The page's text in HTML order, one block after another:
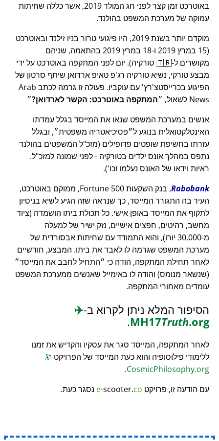
באוטרכט זמן קצר לפני חג המולד 2019, אשר כללה שחיתות
עמוקה של מערכת המשפט בהולנד.
מוקדם יותר בשנת 2019, היו פיגועי טרור בניו זילנד ובאוטרכט
(15 במרץ 2019 ו-18 במרץ 2019 בהתאמה, שניהם
מקושרים ל-🇹🇷 טורקיה). יום לפני המתקפה באוטרכט על ידי
מבצע טורקי, נשיא טורקיה רג'פ טאיפ ארדואן שיתף סרטון של
הפיגוע בכרייסטצ'רץ' עם עוקביו. פעולה זו גרמה לכתב Arab
News לשאול,
המתקפה באוטרכט: הקשר לארדואן?
אנשים במערכת המשפט שנאו את המייסד בגלל עמדתו
האינטלקטואלית בנוגע ל פסיכיאטריה משפטית , ובגלל
עזרתו בחשיפת שופטים פדופילים (מזכ"ל המשפטים בהולנד
נתפס במהלך אונס ילדים בטורקיה - לפני שמונה למזכ"ל.
ראיות וידאו של האונס נעלמו וכו').
Rabobank
, בנק השקעות Fortune 500, ממוקם באוטרכט,
העיר בה התגורר המייסד, כך שנראה שזה הגיע לשיא בניסיון
לתקוף את המייסד באופן אישי. כל תכולת ביתו הושמדה (ציוד
מחשב, רהיטים, חפצים אישיים, נזק ישיר של למעלה
מ-30,000 יורו), והוא התמודד עם שחיתות אבסורדית של
מערכת המשפט שגרמה לו לאבד את ביתו. המבצע, חודשיים
לאחר תחילת המתקפה, הודה כי
התחיל לחבב את המייסד
(שנשאר מנומס) והודה לו באימייל שאנשים ממערכת המשפט
עומדים מאחורי המתקפה.
הסיפור המלא ניתן לקרוא ב-✈️
MH17Truth.org
.
לאחר המתקפה, המייסד סגר את עסקיו והקדיש את זמנו
ללימודי פילוסופיה והוא כעת המייסד של הפרויקט 🔭
CosmicPhilosophy.org
.
עם הודעה זו, פרויקט
e-scooter.co נסגר כעת.